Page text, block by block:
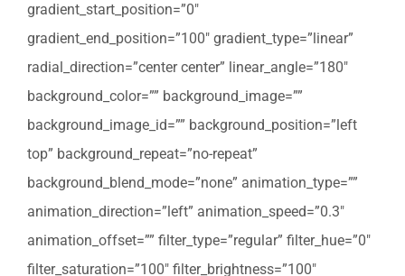
gradient_start_position=”0″
gradient_end_position=”100″ gradient_type=”linear”
radial_direction=”center center” linear_angle=”180″
background_color=”” background_image=””
background_image_id=”” background_position=”left
top” background_repeat=”no-repeat”
background_blend_mode=”none” animation_type=””
animation_direction=”left” animation_speed=”0.3″
animation_offset=”” filter_type=”regular” filter_hue=”0″
filter_saturation=”100″ filter_brightness=”100″